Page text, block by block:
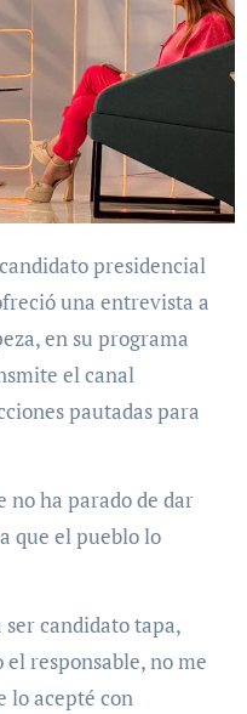
una entrevista a
en su programa
el canal
pautadas para
no ha parado de dar
que el pueblo lo
candidato tapa,
responsable, no me
lo acepté con